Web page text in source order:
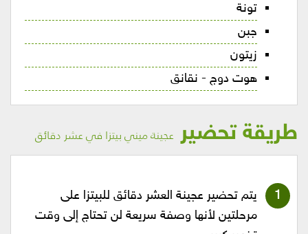
تونة
جبن
زيتون
هوت دوج - نقانق
طريقة تحضير عجينة ميني بيتزا في عشر دقائق
يتم تحضير عجينة العشر دقائق للبيتزا على
مرحلتين لأنها وصفة سريعة لن تحتاج إلى وقت